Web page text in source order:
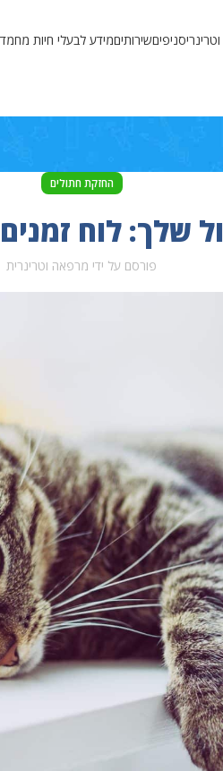
סניפיםשירותיםמידע לבעלי חיות מחמד
החזקת חתולים
שלך: לוח
פורסם על ידי מרפאה וטרינרית